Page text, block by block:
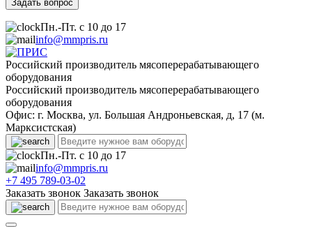
Пн.-Пт. с 10 до 17
info@mmpris.ru
Российский производитель мясоперерабатывающего
оборудования
Российский производитель мясоперерабатывающего
оборудования
Офис: г. Москва, ул. Большая Андроньевская, д, 17 (м.
Марксистская)
Пн.-Пт. с 10 до 17
info@mmpris.ru
+7 495 789-03-02
Заказать звонок Заказать звонок